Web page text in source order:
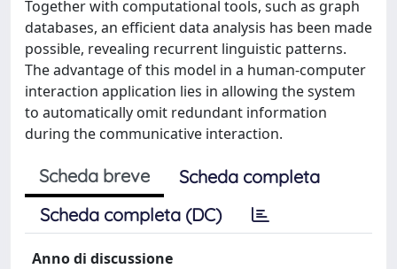
Together with computational tools, such as graph
databases, an efficient data analysis has been made
possible, revealing recurrent linguistic patterns.
The advantage of this model in a human-computer
interaction application lies in allowing the system
to automatically omit redundant information
during the communicative interaction.
Scheda breve
Scheda completa
Scheda completa (DC)
Anno di discussione